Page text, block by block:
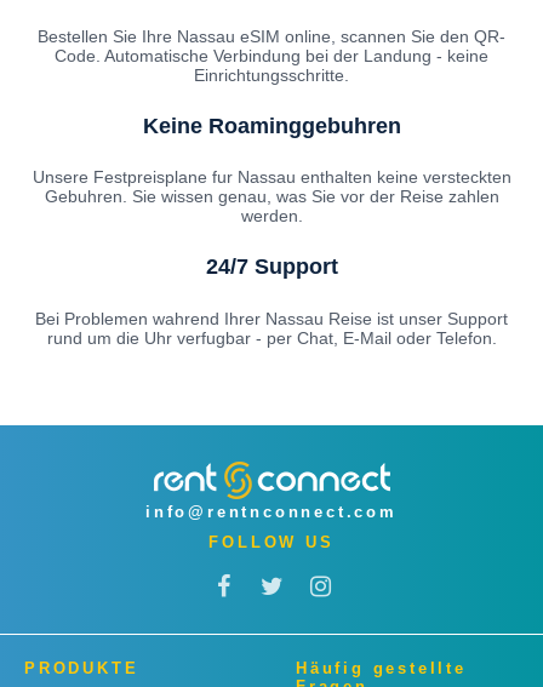
Bestellen Sie Ihre Nassau eSIM online, scannen Sie den QR-
Code. Automatische Verbindung bei der Landung - keine
Einrichtungsschritte.
Keine Roaminggebuhren
Unsere Festpreisplane fur Nassau enthalten keine versteckten
Gebuhren. Sie wissen genau, was Sie vor der Reise zahlen
werden.
24/7 Support
Bei Problemen wahrend Ihrer Nassau Reise ist unser Support
rund um die Uhr verfugbar - per Chat, E-Mail oder Telefon.
info@rentnconnect.com
FOLLOW US
PRODUKTE
Häufig gestellte